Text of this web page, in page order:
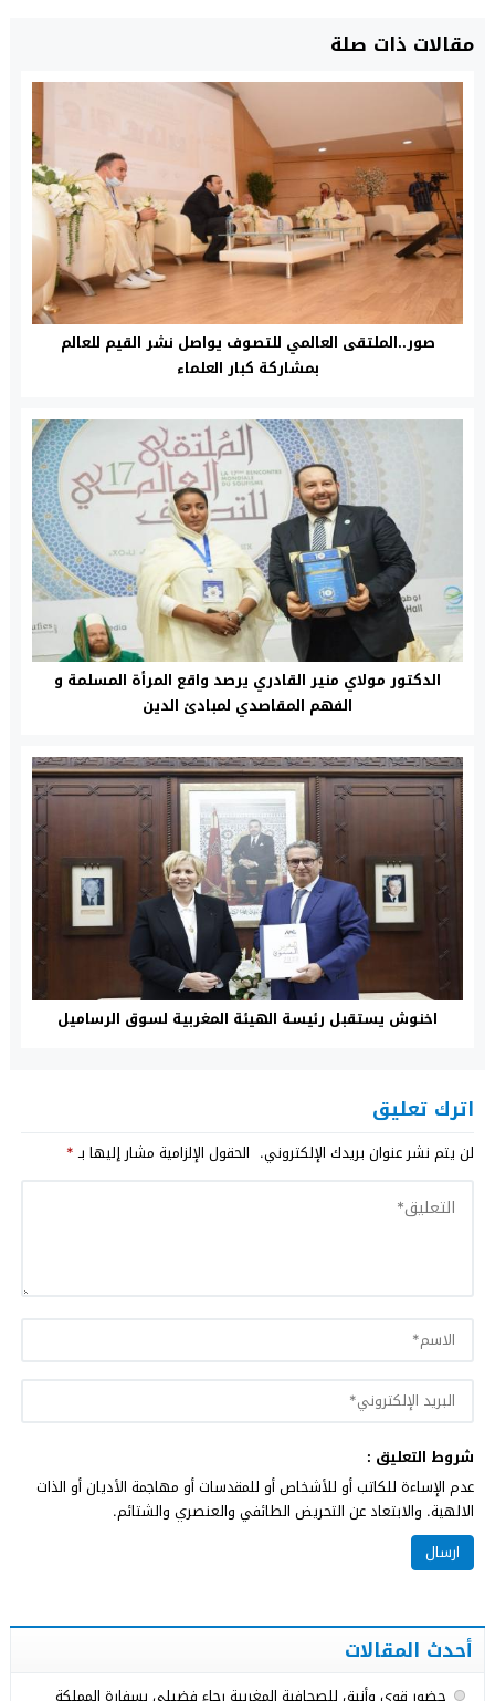
مقالات ذات صلة
صور..الملتقى العالمي للتصوف يواصل نشر القيم للعالم
بمشاركة كبار العلماء
الدكتور مولاي منير القادري يرصد واقع المرأة المسلمة و
الفهم المقاصدي لمبادئ الدين
اخنوش يستقبل رئيسة الهيئة المغربية لسوق الرساميل
اترك تعليق
لن يتم نشر عنوان بريدك الإلكتروني. الحقول الإلزامية مشار إليها بـ*
شروط التعليق :
عدم الإساءة للكاتب أو للأشخاص أو للمقدسات أو مهاجمة الأديان أو الذات
الالهية. والابتعاد عن التحريض الطائفي والعنصري والشتائم.
أحدث المقالات